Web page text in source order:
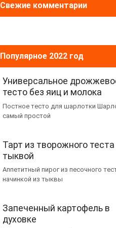
Свежие комментарии
Популярное 2022 год
Универсальное
тесто без яиц и молока
Постное тесто для шарлотки
самый простой
Тарт из творожного теста
тыквой
Аппетитный пирог из песочного
начинкой из тыквы
Запеченный картофель в
духовке